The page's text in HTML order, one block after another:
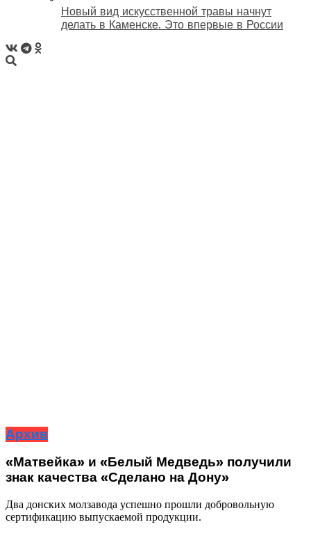
Новый вид искусственной травы начнут
делать в Каменске. Это впервые в России
Архив
«Матвейка» и «Белый Медведь» получили
знак качества «Сделано на Дону»
Два донских молзавода успешно прошли добровольную
сертификацию выпускаемой продукции.